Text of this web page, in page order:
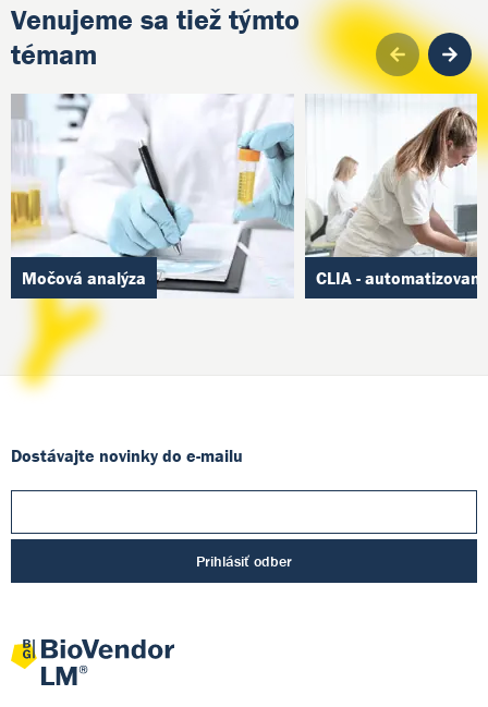
Venujeme sa tiež týmto
témam
Močová analýza CLIA -
Dostávajte novinky do e-mailu
Prihlásiť odber